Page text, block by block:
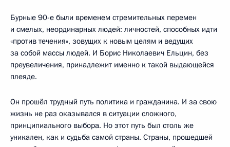
Бурные 90-е были временем стремительных перемен
и смелых, неординарных людей: личностей, способных идти
«против течения», зовущих к новым целям и ведущих
за собой массы людей. И Борис Николаевич Ельцин, без
преувеличения, принадлежит именно к такой выдающейся
плеяде.
Он прошёл трудный путь политика и гражданина. И за свою
жизнь не раз оказывался в ситуации сложного,
принципиального выбора. Но этот путь был столь же
уникален, как и судьба самой страны. Страны, прошедшей